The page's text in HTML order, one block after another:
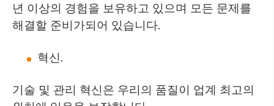
년 이상의 경험을 보유하고 있으며 모든 문제를
해결할 준비가되어 있습니다.
혁신.
기술 및 관리 혁신은 우리의 품질이 업계 최고의